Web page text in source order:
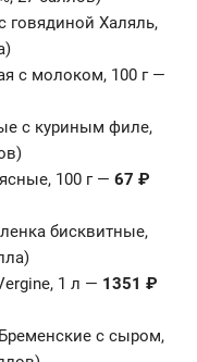
говядиной Халяль,
с молоком, 100 г —
с куриным филе,
100 г — 67 ₽
бисквитные,
1 л — 1351 ₽
с сыром,